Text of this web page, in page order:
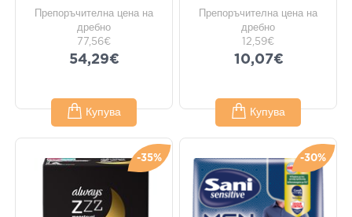
Препоръчителна цена на
дребно
77,56€
54,29€
Купува
Препоръчителна цена на
дребно
12,59€
10,07€
Купува
-35% -30%